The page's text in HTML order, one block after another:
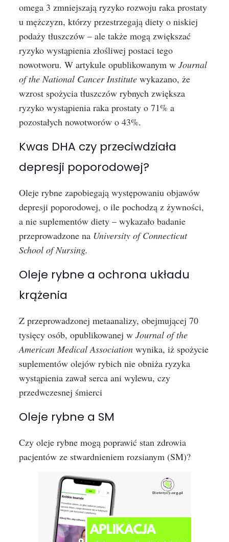
omega 3 zmniejszają ryzyko rozwoju raka prostaty
u mężczyzn, którzy przestrzegają diety o niskiej
podaży tłuszczów – ale także mogą zwiększać
ryzyko wystąpienia złośliwej postaci tego
nowotworu. W artykule opublikowanym w Journal
of the National Cancer Institutewykazano, że
wzrost spożycia tłuszczów rybnych zwiększa
ryzyko wystąpienia raka prostaty o 71% a
pozostałych nowotworów o 43%.
Kwas DHA czy przeciwdziała
depresji poporodowej?
Oleje rybne zapobiegają występowaniu objawów
depresji poporodowej, o ile pochodzą z żywności,
a nie suplementów diety – wykazało badanie
przeprowadzone na University of Connecticut
School of Nursing.
Oleje rybne a ochrona układu
krążenia
Z przeprowadzonej metaanalizy, obejmującej 70
tysięcy osób, opublikowanej w Journal of the
American Medical Associationwynika, iż spożycie
suplementów olejów rybich nie obniża ryzyka
wystąpienia zawał serca ani wylewu, czy
przedwczesnej śmierci
Oleje rybne a SM
Czy oleje rybne mogą poprawić stan zdrowia
pacjentów ze stwardnieniem rozsianym (SM)?